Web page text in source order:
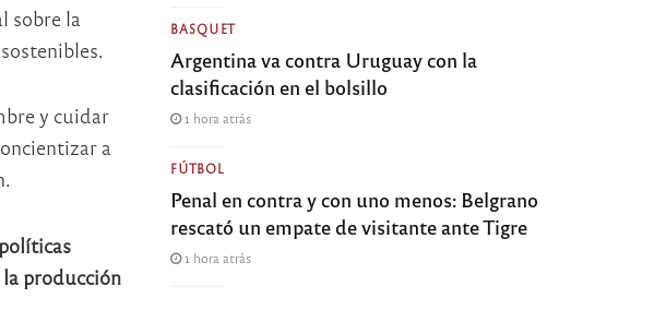
sobre la
y cuidar
a
producción
BASQUET
Argentina va contra Uruguay con la
clasificación en el bolsillo
1 hora atrás
FÚTBOL
Penal en contra y con uno menos: Belgrano
rescató un empate de visitante ante Tigre
1 hora atrás